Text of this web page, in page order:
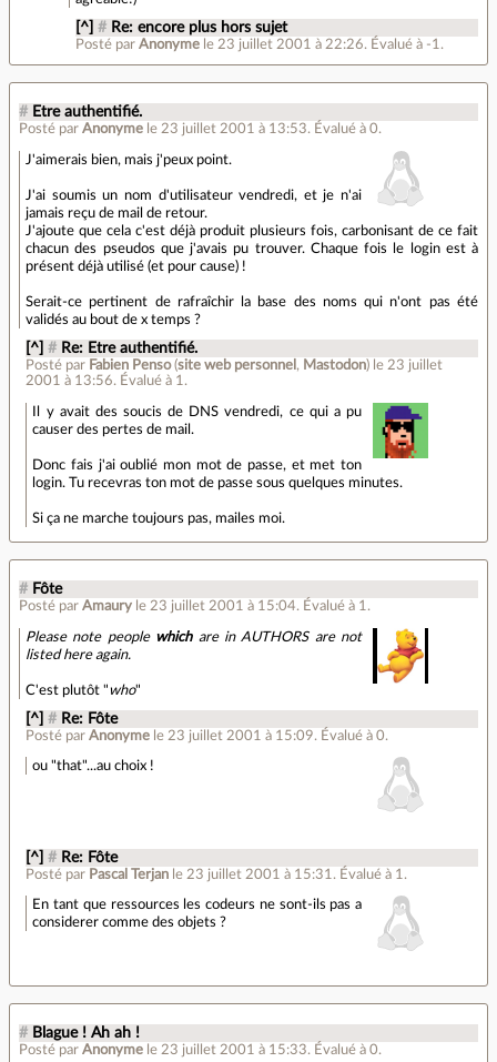
[^] # Re: encore plus hors sujet
Posté parAnonyme le 23 juillet 2001 à 22:26. Évalué à -1 .
# Etre authentifié.
Posté par Anonyme le 23 juillet 2001 à 13:53. Évalué à 0.
J'aimerais bien, mais j'peux point.
J'ai soumis un nom d'utilisateur vendredi, et je n'ai
jamais reçu de mail de retour.
J'ajoute que cela c'est déjà produit plusieurs fois, carbonisant de ce fait
chacun des pseudos que j'avais pu trouver. Chaque fois le login est à
présent déjà utilisé (et pour cause) !
Serait-ce pertinent de rafraîchir la base des noms qui n'ont pas été
validés au bout de x temps ?
[^] # Re: Etre authentifié.
Posté par Fabien Penso(site web personnel , Mastodon) le 23 juillet
2001 à 13:56. Évalué à 1 .
Il y avait des soucis de DNS vendredi, ce qui a pu
causer des pertes de mail.
Donc fais j'ai oublié mon mot de passe, et met ton
login. Tu recevras ton mot de passe sous quelques minutes.
Si ça ne marche toujours pas, mailes moi.
# Fôte
Posté par Amaury le 23 juillet 2001 à 15:04. Évalué à 1 .
Please note people whichare in AUTHORS are not
listed here again.
C'est plutôt " who"
[^] # Re: Fôte
Posté parAnonyme le 23 juillet 2001 à 15:09. Évalué à0.
ou "that"...au choix !
[^] # Re: Fôte
Posté par Pascal Terjan le 23 juillet 2001 à 15:31 . Évalué à 1 .
En tant que ressources les codeurs ne sont-ils pas a
considerer comme des objets ?
# Blague ! Ah ah !
Posté par Anonyme le 23 juillet 2001 à 15:33. Évalué à 0.